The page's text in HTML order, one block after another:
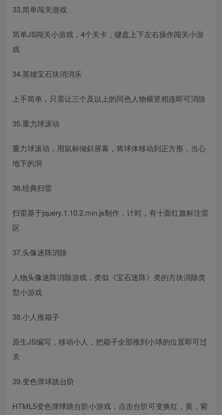
33.简单闯关游戏
简单JS闯关小游戏，4个关卡，键盘上下左右操作闯关小游
戏
34.英雄宝石块消消乐
上手简单，只需让三个及以上的同色人物横竖相连即可消除
35.重力球滚动
重力球滚动，用鼠标倾斜屏幕，将球体移动到正方形，当心
地下的洞
36.经典扫雷
扫雷基于jquery.1.10.2.min.js制作，计时，有十面红旗标注雷
区
37.头像迷阵消除
人物头像迷阵消除游戏，类似《宝石迷阵》类的方块消除类
型小游戏
38.小人推箱子
原生JS编写，移动小人，把箱子全部推到小球的位置即可过
关
39.变色弹球跳台阶
HTML5变色弹球跳台阶小游戏，点击台阶可变换红，黄，紫